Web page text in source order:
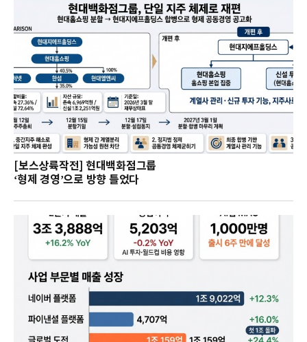
[보스상륙작전] 현대백화점그룹
‘형제 경영’으로 방향 틀었다